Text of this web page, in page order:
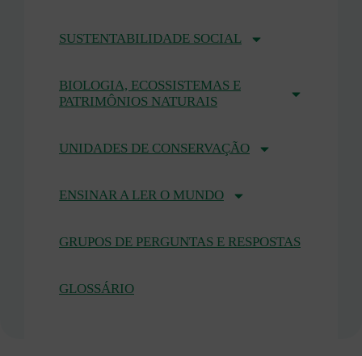
SUSTENTABILIDADE SOCIAL
BIOLOGIA, ECOSSISTEMAS E
PATRIMÔNIOS NATURAIS
UNIDADES DE CONSERVAÇÃO
ENSINAR A LER O MUNDO
GRUPOS DE PERGUNTAS E RESPOSTAS
GLOSSÁRIO